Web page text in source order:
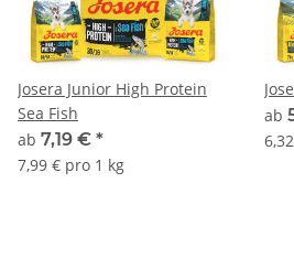
Josera Junior High Protein
Sea Fish
ab 7,19 € *
7,99 € pro 1 kg
ab